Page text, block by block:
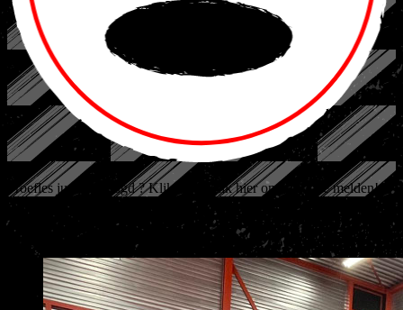
Proefles judo bjj jeugd ?Klik hier!
Klik hier om je aan te melden!
Op de mat leert je kind doorzetten, respect tonen en
met plezier bewegen.